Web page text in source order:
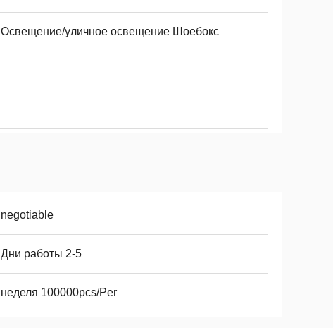
Освещение/уличное освещение Шоебокс
negotiable
Дни работы 2-5
неделя 100000pcs/Per